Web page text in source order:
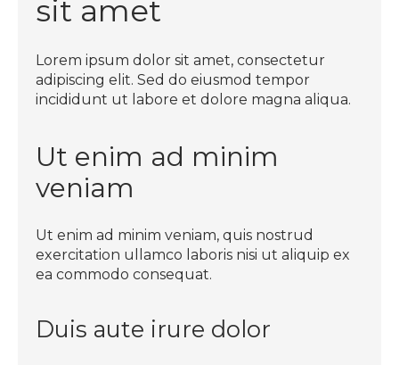
sit amet
Lorem ipsum dolor sit amet, consectetur
adipiscing elit. Sed do eiusmod tempor
incididunt ut labore et dolore magna aliqua.
Ut enim ad minim
veniam
Ut enim ad minim veniam, quis nostrud
exercitation ullamco laboris nisi ut aliquip ex
ea commodo consequat.
Duis aute irure dolor